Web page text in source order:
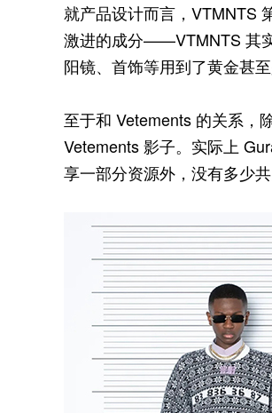
就产品设计而言，VTMNTS
激进的成分——VTMNTS 其
阳镜、首饰等用到了黄金甚
至于和 Vetements 的关系，
Vetements 影子。实际上
享一部分资源外，没有多少共